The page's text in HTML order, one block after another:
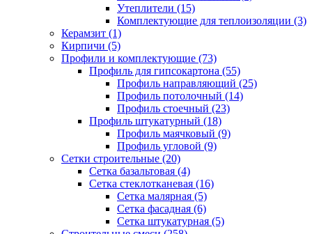
Утеплители (15)
Комплектующие для теплоизоляции (3)
Керамзит (1)
Кирпичи (5)
Профили и комплектующие (73)
Профиль для гипсокартона (55)
Профиль направляющий (25)
Профиль потолочный (14)
Профиль стоечный (23)
Профиль штукатурный (18)
Профиль маячковый (9)
Профиль угловой (9)
Сетки строительные (20)
Сетка базальтовая (4)
Сетка стеклотканевая (16)
Сетка малярная (5)
Сетка фасадная (6)
Сетка штукатурная (5)